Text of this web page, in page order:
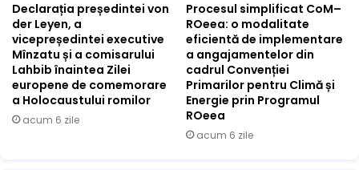
Declarația președintei von
der Leyen, a
vicepreședintei executive
Mînzatu și a comisarului
Lahbib înaintea Zilei
europene de comemorare
a Holocaustului romilor
acum 6 zile
Procesul simplificat CoM–
ROeea: o modalitate
eficientă de implementare
a angajamentelor din
cadrul Convenției
Primarilor pentru Climă și
Energie prin Programul
ROeea
acum 6 zile